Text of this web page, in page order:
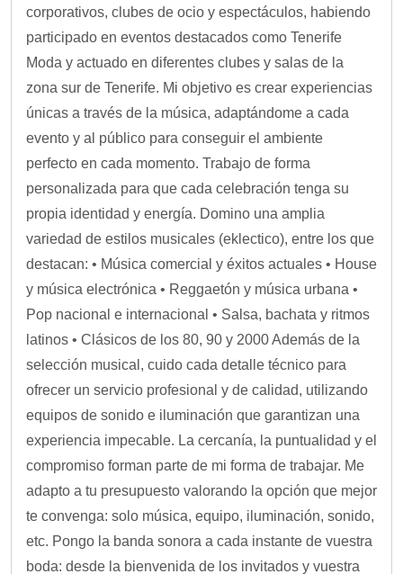
corporativos, clubes de ocio y espectáculos, habiendo
participado en eventos destacados como Tenerife
Moda y actuado en diferentes clubes y salas de la
zona sur de Tenerife. Mi objetivo es crear experiencias
únicas a través de la música, adaptándome a cada
evento y al público para conseguir el ambiente
perfecto en cada momento. Trabajo de forma
personalizada para que cada celebración tenga su
propia identidad y energía. Domino una amplia
variedad de estilos musicales (eklectico), entre los que
destacan: • Música comercial y éxitos actuales • House
y música electrónica • Reggaetón y música urbana •
Pop nacional e internacional • Salsa, bachata y ritmos
latinos • Clásicos de los 80, 90 y 2000 Además de la
selección musical, cuido cada detalle técnico para
ofrecer un servicio profesional y de calidad, utilizando
equipos de sonido e iluminación que garantizan una
experiencia impecable. La cercanía, la puntualidad y el
compromiso forman parte de mi forma de trabajar. Me
adapto a tu presupuesto valorando la opción que mejor
te convenga: solo música, equipo, iluminación, sonido,
etc. Pongo la banda sonora a cada instante de vuestra
boda: desde la bienvenida de los invitados y vuestra